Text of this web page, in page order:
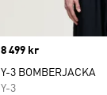
Price
8 499 kr
Y-3 BOMBERJACKA
Y-3